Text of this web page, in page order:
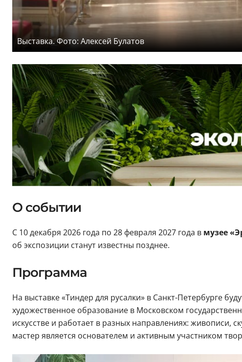
Выставка. Фото: Алексей Булатов
О событии
С 10 декабря 2026 года по 28 февраля 2027 года в музее
об экспозиции станут известны позднее.
Программа
На выставке «Тиндер для русалки» в Санкт-Петербурге
художественное образование в Московском
искусстве и работает в разных направлениях:
мастер является основателем и активным участником